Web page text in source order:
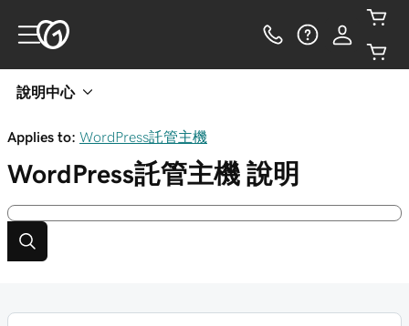
說明中心
Applies to: WordPress託管主機
WordPress託管主機 說明